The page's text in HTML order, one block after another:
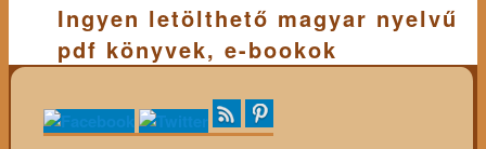
Ingyen letölthető magyar nyelvű
pdf könyvek, e-bookok